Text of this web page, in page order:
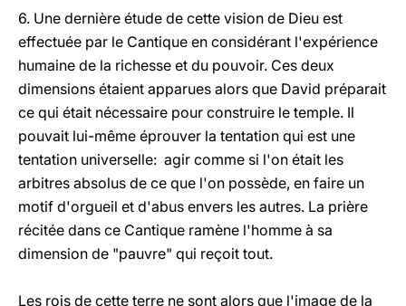
6. Une dernière étude de cette vision de Dieu est
effectuée par le Cantique en considérant l'expérience
humaine de la richesse et du pouvoir. Ces deux
dimensions étaient apparues alors que David préparait
ce qui était nécessaire pour construire le temple. Il
pouvait lui-même éprouver la tentation qui est une
tentation universelle: agir comme si l'on était les
arbitres absolus de ce que l'on possède, en faire un
motif d'orgueil et d'abus envers les autres. La prière
récitée dans ce Cantique ramène l'homme à sa
dimension de "pauvre" qui reçoit tout.
Les rois de cette terre ne sont alors que l'image de la